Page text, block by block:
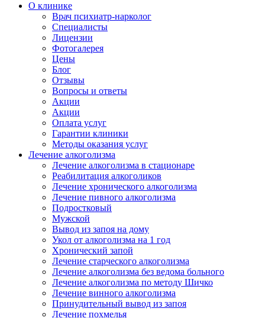
О клинике
Врач психиатр-нарколог
Специалисты
Лицензии
Фотогалерея
Цены
Блог
Отзывы
Вопросы и ответы
Акции
Акции
Оплата услуг
Гарантии клиники
Методы оказания услуг
Лечение алкоголизма
Лечение алкоголизма в стационаре
Реабилитация алкоголиков
Лечение хронического алкоголизма
Лечение пивного алкоголизма
Подростковый
Мужской
Вывод из запоя на дому
Укол от алкоголизма на 1 год
Хронический запой
Лечение старческого алкоголизма
Лечение алкоголизма без ведома больного
Лечение алкоголизма по методу Шичко
Лечение винного алкоголизма
Принудительный вывод из запоя
Лечение похмелья